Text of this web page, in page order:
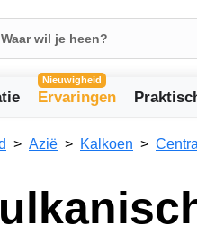
Nieuwigheid
Ervaringen
Azië Kalkoen